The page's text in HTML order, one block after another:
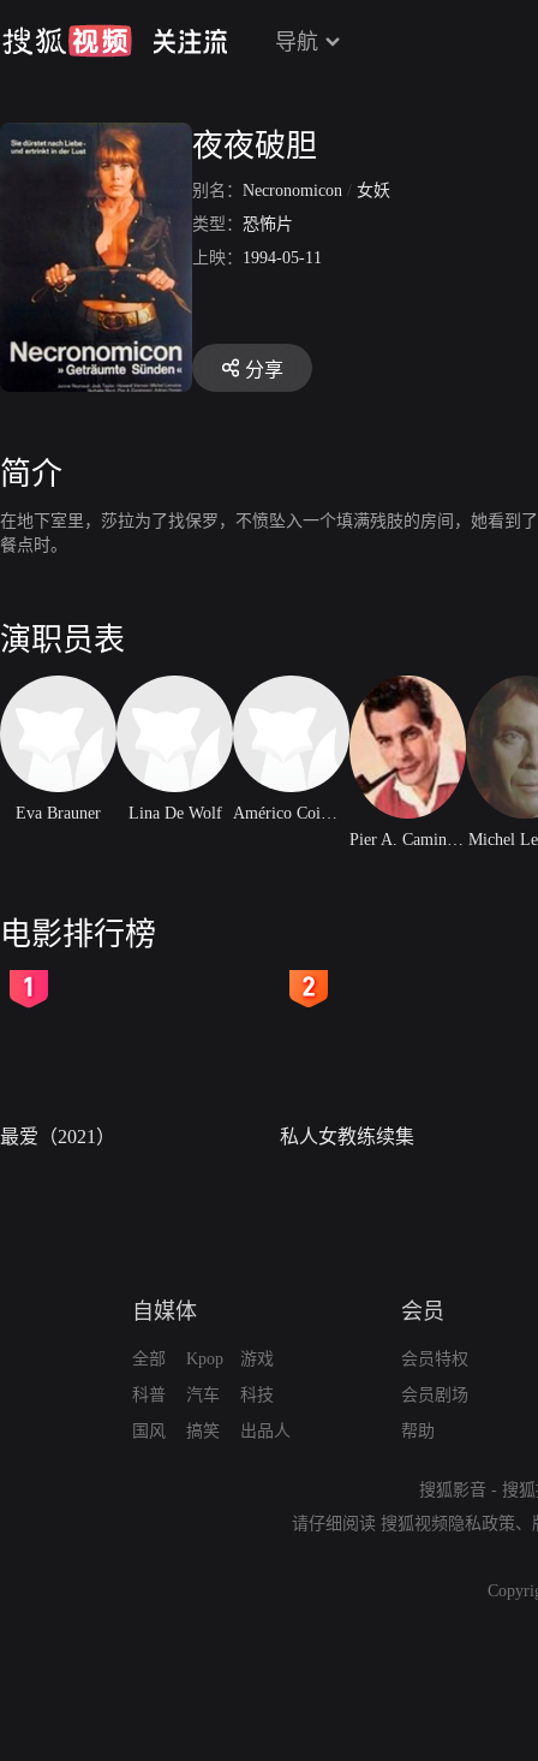
导航
夜夜破胆
别名： Necronomicon / 女妖
类型： 恐怖片
上映： 1994-05-11
分享
简介
在地下室里，莎拉为了找保罗，不愤坠入一个填满残肢的房间，她看到
餐点时。
演职员表
Eva Brauner Lina De Wolf
Américo Coimbra
Michel
电影排行榜
最爱（2021） 私人女教练续集
自媒体
全部
科普
国风
Kpop
汽车
搞笑
游戏
科技
出品人
会员
会员特权
会员剧场
帮助
搜狐影音 - 搜
请仔细阅读 搜狐视频隐私政策、